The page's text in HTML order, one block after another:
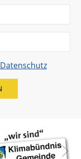
Datenschutz